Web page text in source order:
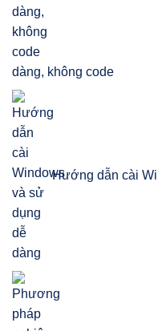
dàng, không code
Hướng dẫn cài